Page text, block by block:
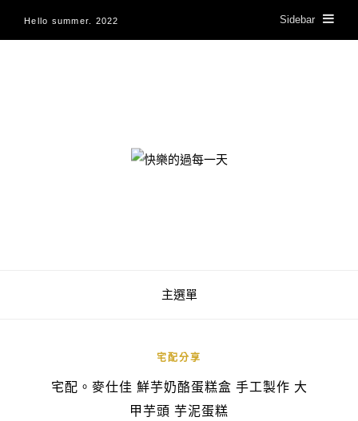
Hello summer. 2022 Sidebar
快樂的過每一天
主選單
宅配分享
宅配。麥仕佳 鮮芋奶酪蛋糕盒 手工製作 大
甲芋頭 芋泥蛋糕